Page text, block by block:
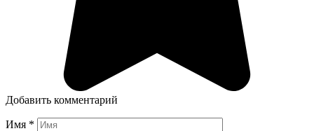
Добавить комментарий
Имя *